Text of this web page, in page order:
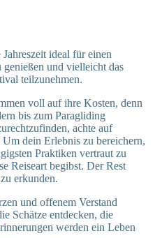
ideal für einen
genießen und vielleicht das
teilzunehmen.
voll auf ihre Kosten, denn
bis zum Paragliding
achte auf
dein Erlebnis zu bereichern,
Praktiken vertraut zu
Reiseart begibst. Der Rest
erkunden.
und offenem Verstand
Schätze entdecken, die
werden ein Leben